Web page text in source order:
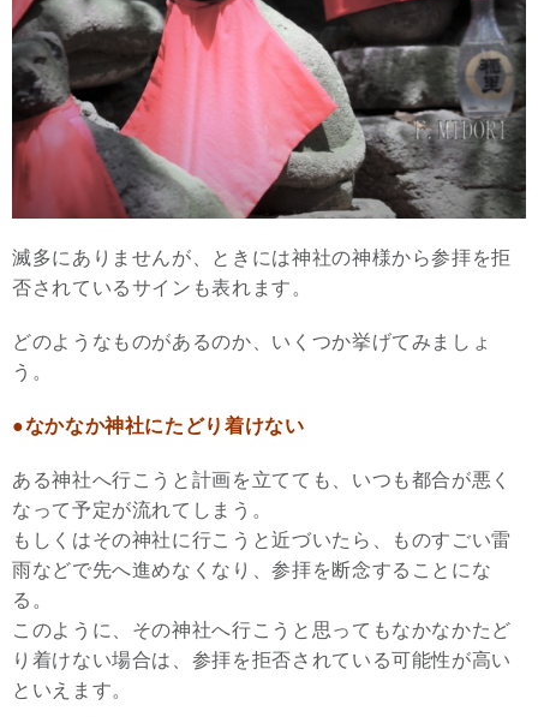
滅多にありませんが、ときには神社の神様から参拝を拒
否されているサインも表れます。
どのようなものがあるのか、いくつか挙げてみましょ
う。
●なかなか神社にたどり着けない
ある神社へ行こうと計画を立てても、いつも都合が悪く
なって予定が流れてしまう。
もしくはその神社に行こうと近づいたら、ものすごい雷
雨などで先へ進めなくなり、参拝を断念することにな
る。
このように、その神社へ行こうと思ってもなかなかたど
り着けない場合は、参拝を拒否されている可能性が高い
といえます。